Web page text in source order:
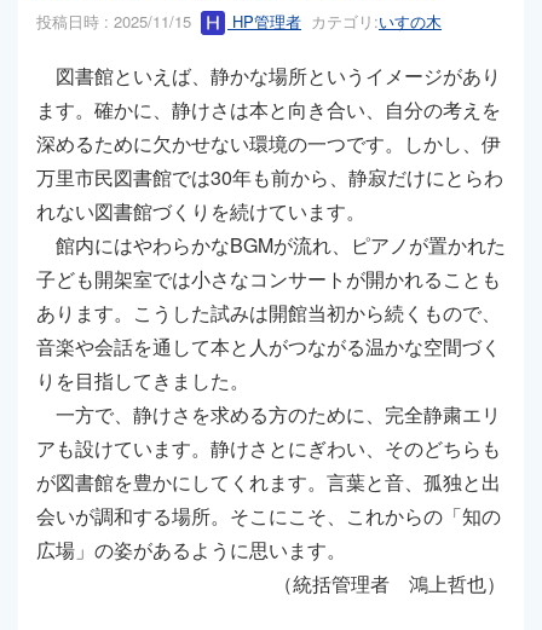
投稿日時 : 2025/11/15 HP管理者 カテゴリ:いすの木
図書館といえば、静かな場所というイメージがあり
ます。確かに、静けさは本と向き合い、自分の考えを
深めるために欠かせない環境の一つです。しかし、伊
万里市民図書館では30年も前から、静寂だけにとらわ
れない図書館づくりを続けています。
館内にはやわらかなBGMが流れ、ピアノが置かれた
子ども開架室では小さなコンサートが開かれることも
あります。こうした試みは開館当初から続くもので、
音楽や会話を通して本と人がつながる温かな空間づく
りを目指してきました。
一方で、静けさを求める方のために、完全静粛エリ
アも設けています。静けさとにぎわい、そのどちらも
が図書館を豊かにしてくれます。言葉と音、孤独と出
会いが調和する場所。そこにこそ、これからの「知の
広場」の姿があるように思います。
（統括管理者 鴻上哲也）